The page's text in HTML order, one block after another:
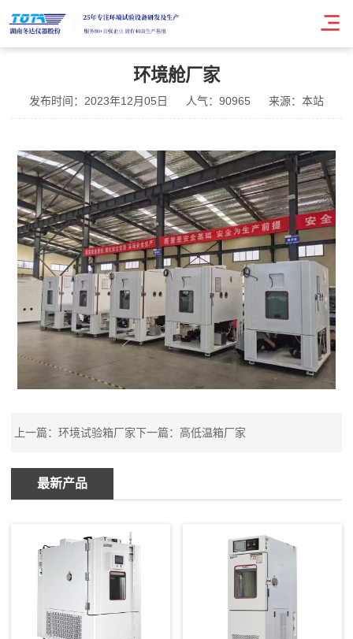
环境舱厂家
发布时间：2023年12月05日 人气：90965 来源：本站
上一篇：环境试验箱厂家下一篇：高低温箱厂家
最新产品